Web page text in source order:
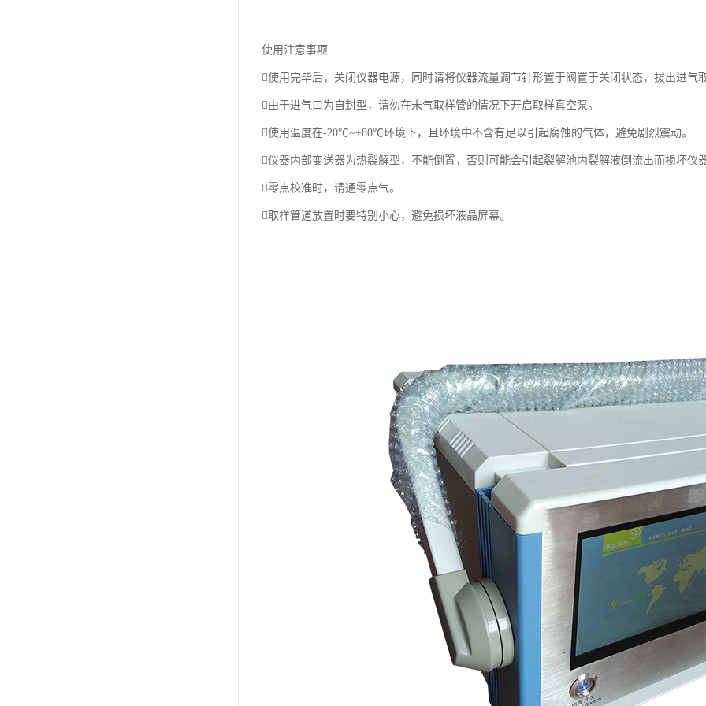
使用注意事项
使用完毕后，关闭仪器电源，同时请将仪器流量调节针形置于阀置于关闭状态，拔出进气
由于进气口为自封型，请勿在未气取样管的情况下开启取样真空泵。
使用温度在-20℃~+80℃环境下，且环境中不含有足以引起腐蚀的气体，避免剧烈震动。
仪器内部变送器为热裂解型，不能倒置，否则可能会引起裂解池内裂解液倒流出而损坏仪
零点校准时，请通零点气。
取样管道放置时要特别小心，避免损坏液晶屏幕。